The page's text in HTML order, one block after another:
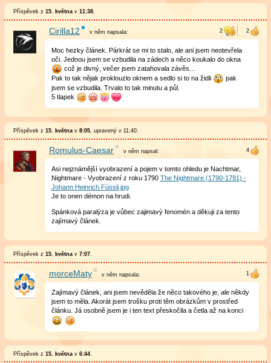
Příspěvek z 15. květnav 11:38.
Cirilla12 v něm napsala:
Moc hezky článek. Párkrát se mi to stalo, ale ani jsem neotevřela
oči. Jednou jsem se vzbudila na zádech a něco koukalo do okna
což je divný, večer jsem zatahovala závěs...
Pak to tak nějak proklouzlo oknem a sedlo si to na židli
pak
jsem se vzbudila. Trvalo to tak minutu a půl.
5 tlapek
Příspěvek z 15. květnav 8:05, upravený v 11:40.
Romulus-Caesar v něm napsal:
Asi nejznámější vyobrazení a pojem v tomto ohledu je Nachtmar,
Nightmare - Vyobrazení z roku 1790 The Nightmare (1790-1791) -
Johann Heinrich Füssli.jpg
Je to onen démon na hrudi.
Spánková paralýza je vůbec zajimavý fenomén a děkuji za tento
zajímavý článek.
Příspěvek z 15. květnav 7:07.
morceMaty v něm napsala:
Zajímavý článek, ani jsem nevěděla že něco takového je, ale někdy
jsem to měla. Akorát jsem trošku proti těm obrázkům v prostřed
článku. Já osobně jsem je i ten text přeskočila a četla až na konci
Příspěvek z 15. květnav 6:44.